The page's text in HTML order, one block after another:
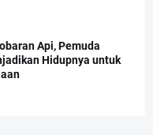
Api, Pemuda
Hidupnya untuk